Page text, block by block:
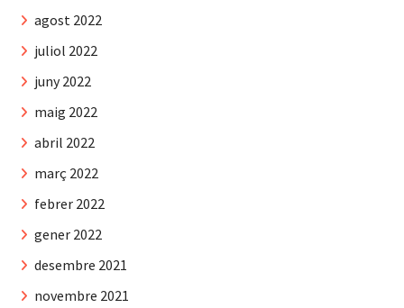
agost 2022
juliol 2022
juny 2022
maig 2022
abril 2022
març 2022
febrer 2022
gener 2022
desembre 2021
novembre 2021